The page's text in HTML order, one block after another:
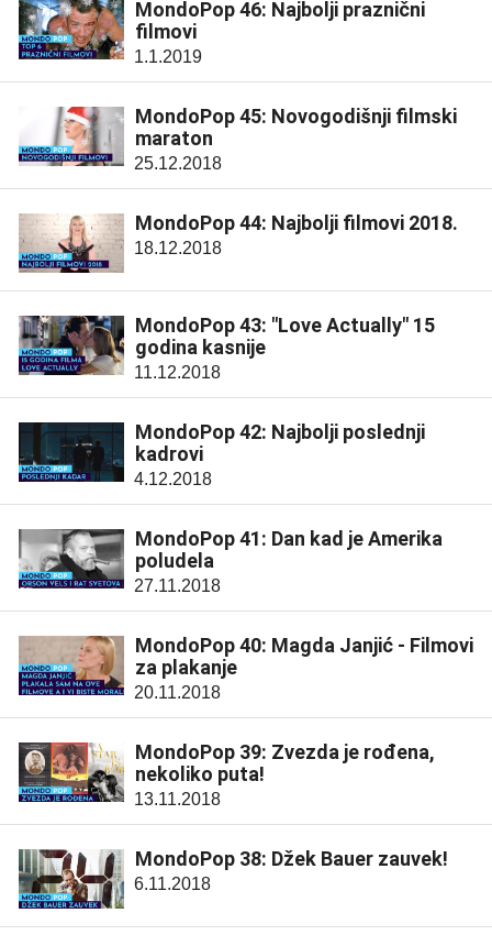
MondoPop 46: Najbolji praznični
filmovi
1.1.2019
MondoPop 45: Novogodišnji filmski
maraton
25.12.2018
MondoPop 44: Najbolji filmovi 2018.
18.12.2018
MondoPop 43: "Love Actually" 15
godina kasnije
11.12.2018
MondoPop 42: Najbolji poslednji
kadrovi
4.12.2018
MondoPop 41: Dan kad je Amerika
poludela
27.11.2018
MondoPop 40: Magda Janjić - Filmovi
za plakanje
20.11.2018
MondoPop 39: Zvezda je rođena,
nekoliko puta!
13.11.2018
MondoPop 38: Džek Bauer zauvek!
6.11.2018